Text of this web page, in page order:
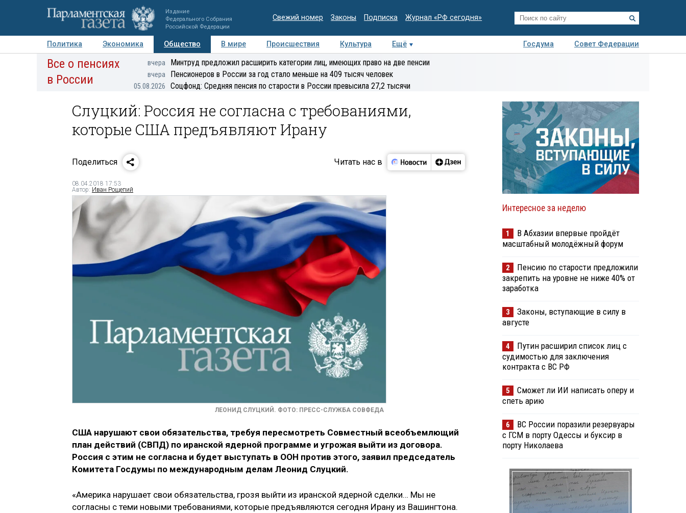
Издание
Федерального Собрания
Российской Федерации
Свежий номер Законы Подписка Журнал «РФ сегодня»
Политика Экономика Общество В мире Происшествия Культура Ещё Госдума
Совет Федерации
Авторы Персоны Мнения Регионы Медиацентр Интервью Колумнисты
Деловая
Все о пенсиях
в России
вчера Минтруд предложил расширить категории лиц, имеющих право на две пенсии
вчера Пенсионеров в России за год стало меньше на 409 тысяч человек
05.08.2026 Соцфонд: Средняя пенсия по старости в России превысила 27,2 тысячи
Слуцкий: Россия не согласна с требованиями,
которые США предъявляют Ирану
Поделиться Читать нас в
08.04.2018 17:53
Автор: Иван Рощепий
ЛЕОНИД СЛУЦКИЙ. ФОТО: ПРЕСС-СЛУЖБА СОВФЕДА
США нарушают свои обязательства, требуя пересмотреть Совместный всеобъемлющий
план действий (СВПД) по иранской ядерной программе и угрожая выйти из договора.
Россия с этим не согласна и будет выступать в ООН против этого, заявил председатель
Комитета Госдумы по международным делам Леонид Слуцкий.
«Америка нарушает свои обязательства, грозя выйти из иранской ядерной сделки… Мы не
согласны с теми новыми требованиями, которые предъявляются сегодня Ирану из Вашингтона.
Интересное за неделю
1
В Абхазии впервые пройдёт
масштабный молодёжный форум
2
Пенсию по старости предложили
закрепить на уровне не ниже 40% от
заработка
3
Законы, вступающие в силу в
августе
4
Путин расширил список лиц с
судимостью для заключения
контракта с ВС РФ
5
Сможет ли ИИ написать оперу и
спеть арию
6
ВС России поразили резервуары
с ГСМ в порту Одессы и буксир в
порту Николаева